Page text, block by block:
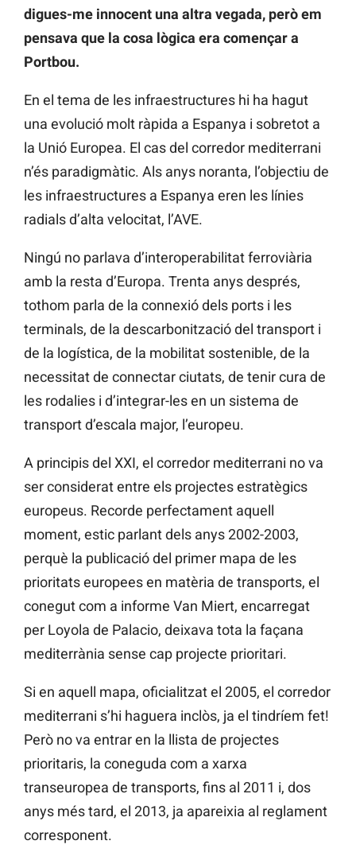
digues-me innocent una altra vegada, però em
pensava que la cosa lògica era començar a
Portbou.
En el tema de les infraestructures hi ha hagut
una evolució molt ràpida a Espanya i sobretot a
la Unió Europea. El cas del corredor mediterrani
n’és paradigmàtic. Als anys noranta, l’objectiu de
les infraestructures a Espanya eren les línies
radials d’alta velocitat, l’AVE.
Ningú no parlava d’interoperabilitat ferroviària
amb la resta d’Europa. Trenta anys després,
tothom parla de la connexió dels ports i les
terminals, de la descarbonització del transport i
de la logística, de la mobilitat sostenible, de la
necessitat de connectar ciutats, de tenir cura de
les rodalies i d’integrar-les en un sistema de
transport d’escala major, l’europeu.
A principis del XXI, el corredor mediterrani no va
ser considerat entre els projectes estratègics
europeus. Recorde perfectament aquell
moment, estic parlant dels anys 2002-2003,
perquè la publicació del primer mapa de les
prioritats europees en matèria de transports, el
conegut com a informe Van Miert, encarregat
per Loyola de Palacio, deixava tota la façana
mediterrània sense cap projecte prioritari.
Si en aquell mapa, oficialitzat el 2005, el corredor
mediterrani s’hi haguera inclòs, ja el tindríem fet!
Però no va entrar en la llista de projectes
prioritaris, la coneguda com a xarxa
transeuropea de transports, fins al 2011 i, dos
anys més tard, el 2013, ja apareixia al reglament
corresponent.